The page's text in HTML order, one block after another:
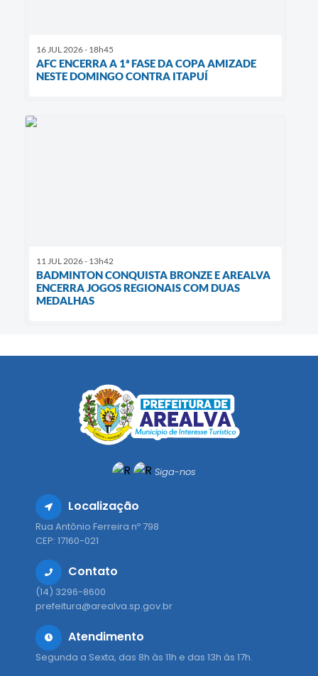
16 JUL 2026 - 18h45
AFC ENCERRA A 1ª FASE DA COPA AMIZADE
NESTE DOMINGO CONTRA ITAPUÍ
11 JUL 2026 - 13h42
BADMINTON CONQUISTA BRONZE E AREALVA
ENCERRA JOGOS REGIONAIS COM DUAS
MEDALHAS
Siga-nos
Localização
Rua Antônio Ferreira nº 798
CEP: 17160-021
Contato
(14) 3296-8600
prefeitura@arealva.sp.gov.br
Atendimento
Segunda a Sexta, das 8h às 11h e das 13h às 17h.